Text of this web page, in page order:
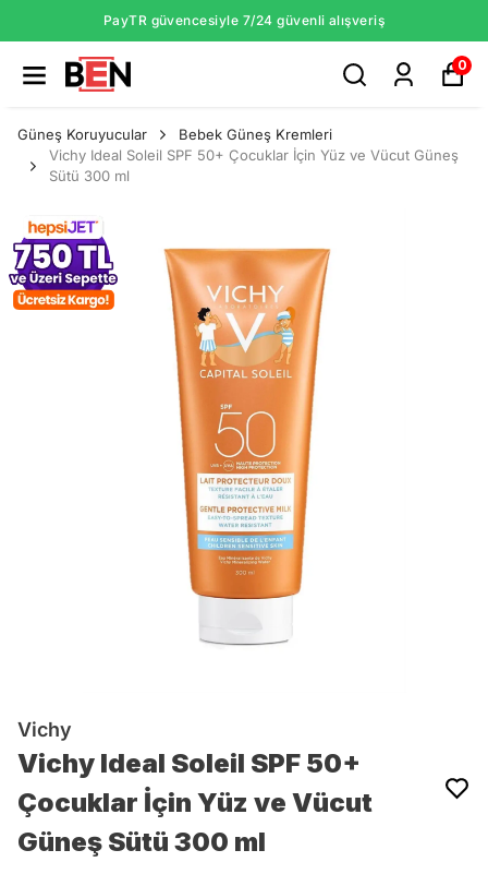
PayTR güvencesiyle 7/24 güvenli alışveriş
0
Güneş Koruyucular
Bebek Güneş Kremleri
Vichy Ideal Soleil SPF 50+ Çocuklar İçin Yüz ve Vücut Güneş
Sütü 300 ml
Vichy
Vichy Ideal Soleil SPF 50+
Çocuklar İçin Yüz ve Vücut
Güneş Sütü 300 ml